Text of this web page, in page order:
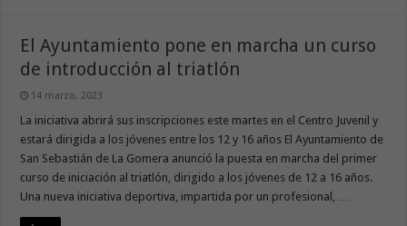
El Ayuntamiento pone en marcha un curso
de introducción al triatlón
14 marzo, 2023
La iniciativa abrirá sus inscripciones este martes en el Centro Juvenil y
estará dirigida a los jóvenes entre los 12 y 16 años El Ayuntamiento de
San Sebastián de La Gomera anunció la puesta en marcha del primer
curso de iniciación al triatlón, dirigido a los jóvenes de 12 a 16 años.
Una nueva iniciativa deportiva, impartida por un profesional, …